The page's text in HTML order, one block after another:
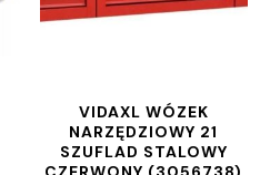
VIDAXL WÓZEK
NARZĘDZIOWY 21
SZUFLAD STALOWY